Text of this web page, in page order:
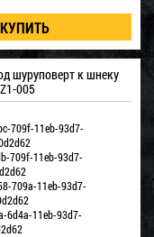
шуруповерт к шнеку
005
709f-11eb-93d7-
709f-11eb-93d7-
709a-11eb-93d7-
6d4a-11eb-93d7-